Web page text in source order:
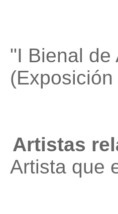
"I Bienal de
Artistas
Artista que